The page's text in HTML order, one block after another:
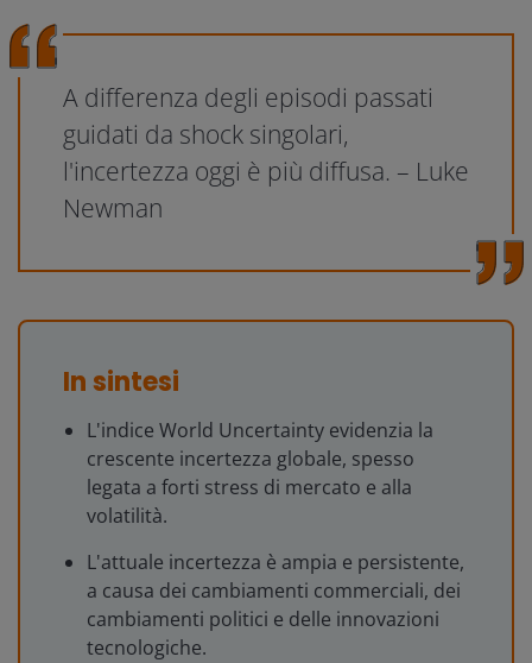
A differenza degli episodi passati
guidati da shock singolari,
l'incertezza oggi è più diffusa. – Luke
Newman
In sintesi
L'indice World Uncertainty evidenzia la
crescente incertezza globale, spesso
legata a forti stress di mercato e alla
volatilità.
L'attuale incertezza è ampia e persistente,
a causa dei cambiamenti commerciali, dei
cambiamenti politici e delle innovazioni
tecnologiche.